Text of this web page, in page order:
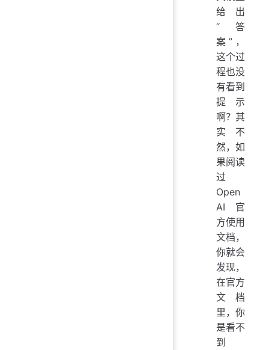
给出
“答
案”，
这个过
程也没
有看到
提示
啊？其
实不
然，如
果阅读
过
Open
AI 官
方使用
文档，
你就会
发现，
在官方
文档
里，你
是看不
到